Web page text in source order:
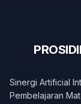
Sinergi Artificial
Pembelajaran